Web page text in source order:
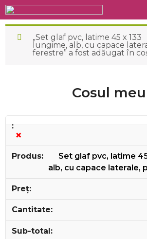
„Set glaf pvc, latime 45 x 133
lungime, alb, cu capace
ferestre” a fost adăugat în
Cosul meu
×
Set glaf pvc, latime
alb, cu capace laterale,